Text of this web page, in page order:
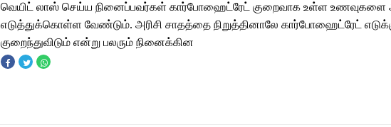
வெயிட் லாஸ் செய்ய நினைப்பவர்கள் கார்போஹைட்ரேட் குறைவாக உள்ள உணவுகளை
எடுத்துக்கொள்ள வேண்டும். அரிசி சாதத்தை நிறுத்தினாலே கார்போஹைட்ரேட்
குறைந்துவிடும் என்று பலரும் நினைக்கின